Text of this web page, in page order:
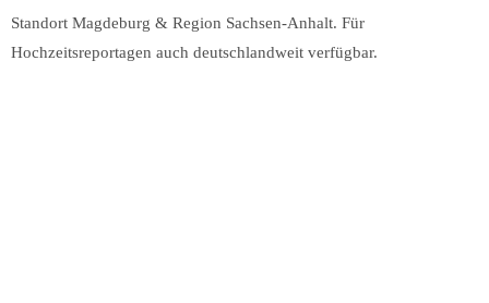
Standort Magdeburg & Region Sachsen-Anhalt. Für
Hochzeitsreportagen auch deutschlandweit verfügbar.